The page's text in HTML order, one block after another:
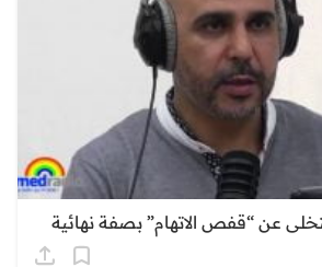
عن “قفص الاتهام” بصفة نهائية